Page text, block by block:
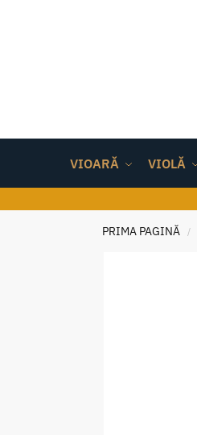
VIOARĂ VIOLĂ
PRIMA PAGINĂ /